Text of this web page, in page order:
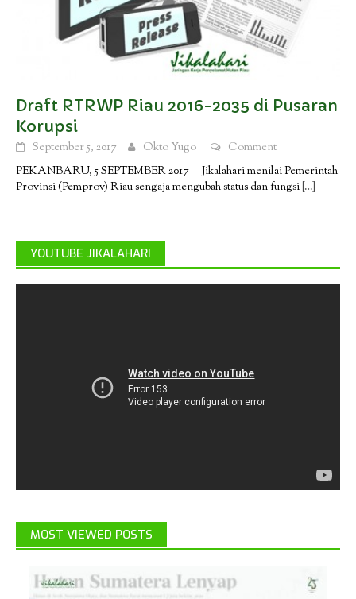
Draft RTRWP Riau 2016-2035 di Pusaran
Korupsi
September 5, 2017 Okto Yugo
Comment
PEKANBARU, 5 SEPTEMBER 2017— Jikalahari menilai Pemerintah
Provinsi (Pemprov) Riau sengaja mengubah status dan fungsi […]
YOUTUBE JIKALAHARI
MOST VIEWED POSTS